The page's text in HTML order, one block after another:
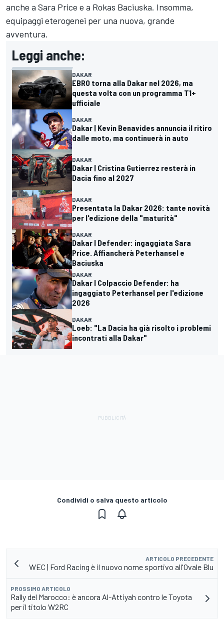
anche a Sara Price e a Rokas Baciuska. Insomma,
equipaggi eterogenei per una nuova, grande
avventura.
Leggi anche:
DAKAR
EBRO torna alla Dakar nel 2026, ma
questa volta con un programma T1+
ufficiale
DAKAR
Dakar | Kevin Benavides annuncia il ritiro
dalle moto, ma continuerà in auto
DAKAR
Dakar | Cristina Gutierrez resterà in
Dacia fino al 2027
DAKAR
Presentata la Dakar 2026: tante novità
per l'edizione della "maturità"
DAKAR
Dakar | Defender: ingaggiata Sara
Price. Affiancherà Peterhansel e
Baciuska
DAKAR
Dakar | Colpaccio Defender: ha
ingaggiato Peterhansel per l'edizione
2026
DAKAR
Loeb: "La Dacia ha già risolto i problemi
incontrati alla Dakar"
Condividi o salva questo articolo
ARTICOLO PRECEDENTE
WEC | Ford Racing è il nuovo nome sportivo all'Ovale Blu
PROSSIMO ARTICOLO
Rally del Marocco: è ancora Al-Attiyah contro le Toyota
per il titolo W2RC